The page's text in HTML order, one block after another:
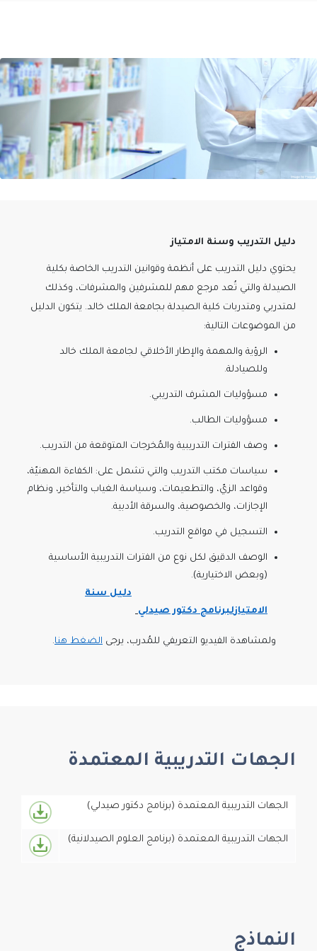
دليل التدريب وسنة الامتياز
يحتوي دليل التدريب على أنظمة وقوانين التدريب الخاصة بكلية
الصيدلة والتي تُعد مرجع مهم للمشرفين والمشرفات، وكذلك
لمتدربي ومتدربات كلية الصيدلة بجامعة الملك خالد. يتكون الدليل
من الموضوعات التالية:
الرؤية والمهمة والإطار الأخلاقي لجامعة الملك خالد
وللصيادلة.
مسؤوليات المشرف التدريبي.
مسؤوليات الطالب.
وصف الفترات التدريبية والمُخرجات المتوقعة من التدريب.
سياسات مكتب التدريب والتي تشمل على: الكفاءة المهنيّة،
وقواعد الزيّ، والتطعيمات، وسياسة الغياب والتأخير، ونظام
الإجازات، والخصوصية، والسرقة الأدبية.
التسجيل في مواقع التدريب.
الوصف الدقيق لكل نوع من الفترات التدريبية الأساسية
(وبعض الاختيارية).
دليل سنة
الامتيازلبرنامج دكتور صيدلي
ولمشاهدة الفيديو التعريفي للمُدرب، يرجى الضغط هنا.
الجهات التدريبية المعتمدة
الجهات التدريبية المعتمدة (برنامج دكتور صيدلي)
الجهات التدريبية المعتمدة (برنامج العلوم الصيدلانية)
النماذج